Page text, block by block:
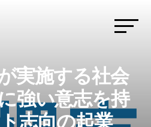
実施する社会
強い意志を持
志向の起業